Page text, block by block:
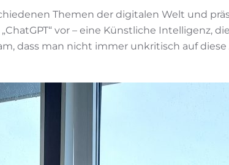
Themen der digitalen Welt und
vor – eine Künstliche Intelligenz,
dass man nicht immer unkritisch auf